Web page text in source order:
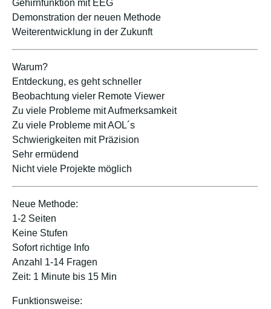
Gehirnfunktion mit EEG
Demonstration der neuen Methode
Weiterentwicklung in der Zukunft
Warum?
Entdeckung, es geht schneller
Beobachtung vieler Remote Viewer
Zu viele Probleme mit Aufmerksamkeit
Zu viele Probleme mit AOL´s
Schwierigkeiten mit Präzision
Sehr ermüdend
Nicht viele Projekte möglich
Neue Methode:
1-2 Seiten
Keine Stufen
Sofort richtige Info
Anzahl 1-14 Fragen
Zeit: 1 Minute bis 15 Min
Funktionsweise: